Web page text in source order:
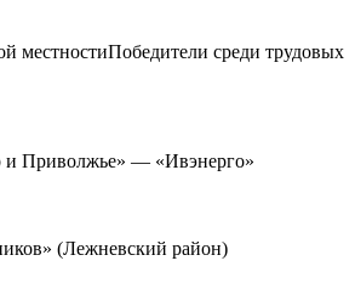
местностиПобедители среди трудовых
Приволжье» — «Ивэнерго»
(Лежневский район)